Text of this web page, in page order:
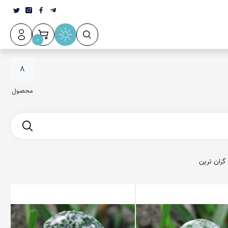
0
8
محصول
گران ترین